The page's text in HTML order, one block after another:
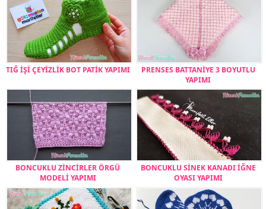
TIĞ İŞİ ÇEYİZLİK BOT PATİK YAPIMI
PRENSES BATTANİYE 3 BOYUTLU
YAPIMI
BONCUKLU ZİNCİRLER ÖRGÜ
MODELİ YAPIMI
BONCUKLU SİNEK KANADI İĞNE
OYASI YAPIMI